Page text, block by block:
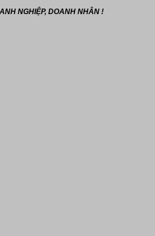
NGHIỆP, DOANH NHÂN !